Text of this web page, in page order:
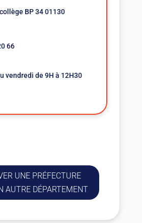
BP 34 01130
66
vendredi de 9H à 12H30
UNE PRÉFECTURE
AUTRE DÉPARTEMENT